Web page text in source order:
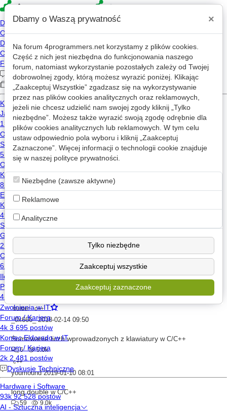
4p
Forum
Kategorie Wszystkie Wątki z: c++
Błąd wykonania(SIGFPE)wNewbie
7
9.1k
c++
YO 2011-07-17 21:27
Lista - zadanie o więźniach i ich czapkach
42
9.0k
c++
Quedin
c++
Brak polskich znaków w plikuw C/C++
11
9.0k
builder
c++
_0x666_ 2018-02-14 09:50
Sumowanie liczb wprowadzonych z klawiatury w C/C++
6
9.0k
c++
youmound 2019-01-10 08:01
long doublewC/C++
59
9.0k
Dbamy o Waszą prywatność ×
Na forum 4programmers.net korzystamy z plików cookies.
Część z nich jest niezbędna do funkcjonowania naszego
forum, natomiast wykorzystanie pozostałych zależy od Twojej
dobrowolnej zgody, którą możesz wyrazić poniżej. Klikając
„Zaakceptuj Wszystkie” zgadzasz się na wykorzystywanie
przez nas plików cookies analitycznych oraz reklamowych,
jeżeli nie chcesz udzielić nam swojej zgody kliknij „Tylko
niezbędne”. Możesz także wyrazić swoją zgodę odrębnie dla
plików cookies analitycznych lub reklamowych. W tym celu
ustaw odpowiednio pola wyboru i kliknij „Zaakceptuj
Zaznaczone”. Więcej informacji o technologii cookie znajduje
się w naszej polityce prywatności.
Niezbędne (zawsze aktywne)
Reklamowe
Analityczne
Tylko niezbędne
Zaakceptuj wszystkie
Zaakceptuj zaznaczone